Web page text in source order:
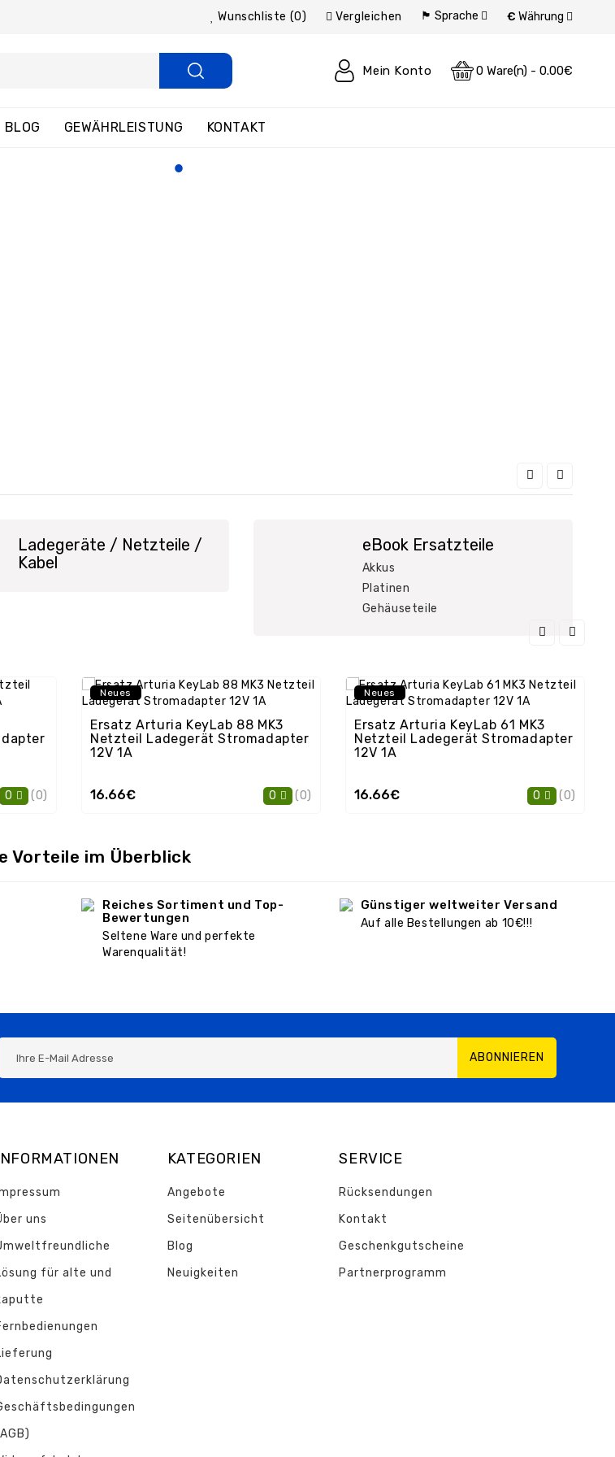
Wunschliste (0) Vergleichen 🏴 Sprache € Währung
Mein Konto 0 Ware(n) - 0.00€
BLOG GEWÄHRLEISTUNG KONTAKT
Ladegeräte / Netzteile /
Kabel
eBook Ersatzteile
Akkus
Platinen
Gehäuseteile
0 (0)
Neues
Ersatz Arturia KeyLab 88 MK3
Netzteil Ladegerät Stromadapter
12V 1A
16.66€ 0 (0)
Neues
Ersatz Arturia KeyLab 61 MK3
Netzteil Ladegerät Stromadapter
12V 1A
16.66€ 0 (0)
Vorteile im Überblick
Reiches Sortiment und Top-
Bewertungen
Seltene Ware und perfekte
Warenqualität!
Günstiger weltweiter Versand
Auf alle Bestellungen ab 10€!!!
ABONNIEREN
uns
für alte und
KATEGORIEN
Angebote
Seitenübersicht
Blog
Neuigkeiten
SERVICE
Rücksendungen
Kontakt
Geschenkgutscheine
Partnerprogramm